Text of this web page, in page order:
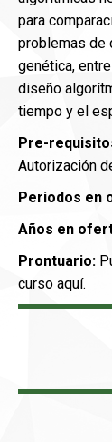
para
problemas de
genética,
diseño
tiempo y el
Pre-
Autorización
Periodos en
Años en
Prontuario:
curso aquí.